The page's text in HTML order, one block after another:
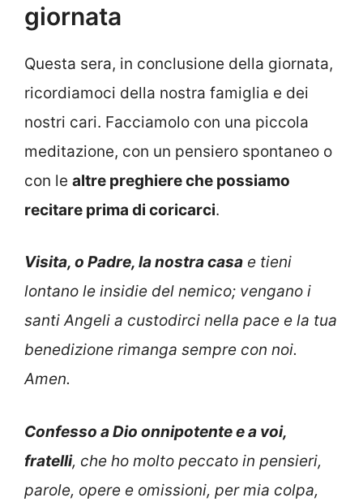
giornata
Questa sera, in conclusione della giornata,
ricordiamoci della nostra famiglia e dei
nostri cari. Facciamolo con una piccola
meditazione, con un pensiero spontaneo o
con le altre preghiere che possiamo
recitare prima di coricarci.
Visita, o Padre, la nostra casa e tieni
lontano le insidie del nemico; vengano i
santi Angeli a custodirci nella pace e la tua
benedizione rimanga sempre con noi.
Amen.
Confesso a Dio onnipotente e a voi,
fratelli, che ho molto peccato in pensieri,
parole, opere e omissioni, per mia colpa,